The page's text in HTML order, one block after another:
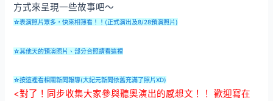
方式來呈現一些故事吧～
☆表演照片眾多，快來相簿看！！(正式演出及8/28預演照片)
☆其他天的預演照片、部分合照請看這裡
☆按這裡看相關新聞報導(大紀元新聞依舊充滿了照片XD)
<對了！同步收集大家參與聽奧演出的感想文！！ 歡迎寫在